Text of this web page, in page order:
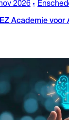
2026 •
Academie voor